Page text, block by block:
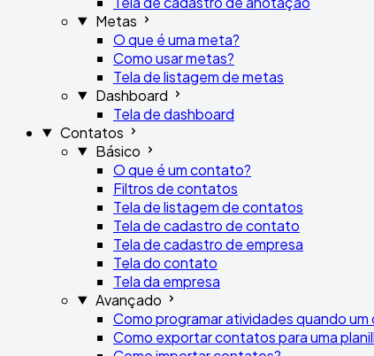
Metas
O que é uma meta?
Como usar metas?
Tela de listagem de metas
Dashboard
Tela de dashboard
Contatos
Básico
O que é um contato?
Filtros de contatos
Tela de listagem de contatos
Tela de cadastro de contato
Tela de cadastro de empresa
Tela do contato
Tela da empresa
Avançado
Como programar atividades quando
Como exportar contatos para uma